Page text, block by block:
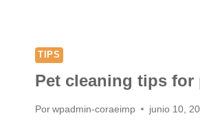
TIPS
Pet cleaning tips for
Porwpadmin-coraeimp junio 10,